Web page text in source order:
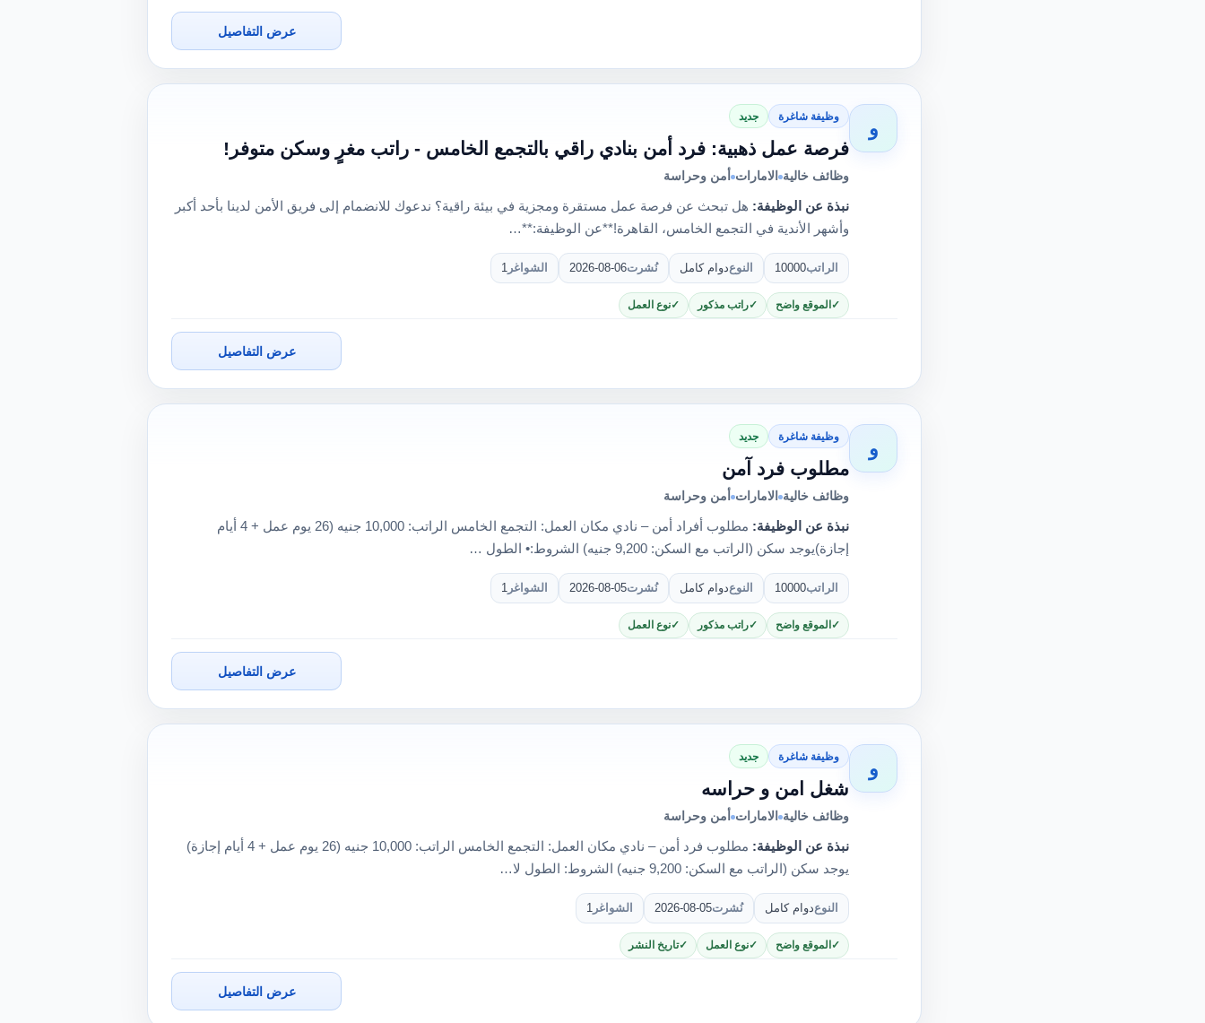
عرض التفاصيل
و
وظيفة شاغرة جديد
فرصة عمل ذهبية: فرد أمن بنادي راقي بالتجمع الخامس - راتب مغرٍ وسكن متوفر!
وظائف خالية الامارات أمن وحراسة
نبذة عن الوظيفة: هل تبحث عن فرصة عمل مستقرة ومجزية في بيئة راقية؟ ندعوك للانضمام إلى فريق الأمن لدينا بأحد أكبر
وأشهر الأندية في التجمع الخامس، القاهرة!**عن الوظيفة:**…
الراتب10000 النوعدوام كامل نُشرت2026-08-06 الشواغر 1
الموقع واضح راتب مذكور نوع العمل
عرض التفاصيل
و
وظيفة شاغرة جديد
مطلوب فرد آمن
وظائف خالية الامارات أمن وحراسة
نبذة عن الوظيفة:
مطلوب أفراد أمن – نادي مكان العمل: التجمع الخامس الراتب: 10,000 جنيه (26 يوم عمل + 4 أيام
إجازة)يوجد سكن (الراتب مع السكن: 9,200 جنيه) الشروط:• الطول …
الراتب10000 النوعدوام كامل نُشرت2026-08-05 الشواغر 1
الموقع واضح راتب مذكور نوع العمل
عرض التفاصيل
و
وظيفة شاغرة جديد
شغل امن و حراسه
وظائف خالية الامارات أمن وحراسة
نبذة عن الوظيفة:
مطلوب فرد أمن – نادي مكان العمل: التجمع الخامس الراتب: 10,000 جنيه (26 يوم عمل + 4 أيام إجازة)
يوجد سكن (الراتب مع السكن: 9,200 جنيه) الشروط: الطول لا…
النوعدوام كامل نُشرت2026-08-05 الشواغر 1
الموقع واضح نوع العمل تاريخ النشر
عرض التفاصيل